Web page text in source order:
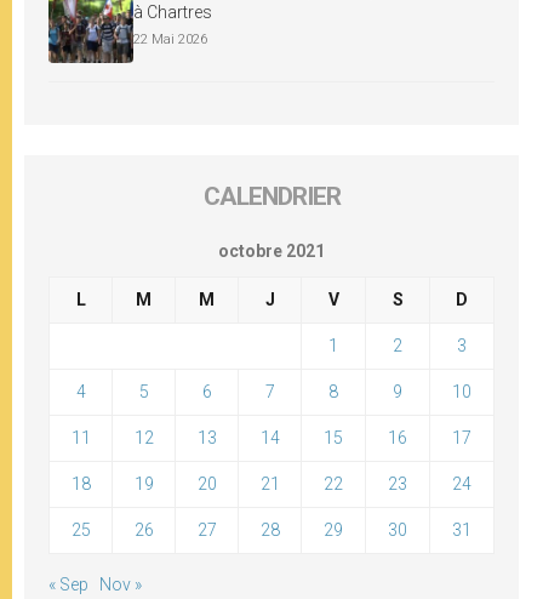
à Chartres
22 Mai 2026
CALENDRIER
octobre 2021
L M M J V S D
1 2 3
4 5 6 7 8 9 10
11 12 13 14 15 16 17
18 19 20 21 22 23 24
25 26 27 28 29 30 31
« Sep Nov »